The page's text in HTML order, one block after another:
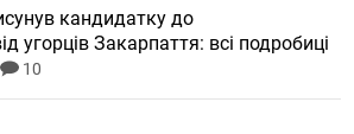
кандидатку до
угорців Закарпаття: всі подробиці
10